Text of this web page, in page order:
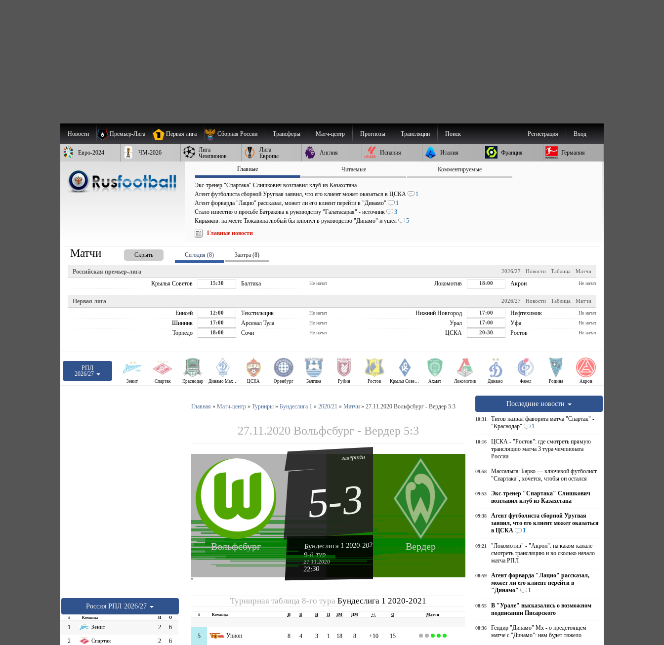
Новости Премьер-Лига Первая лига Сборная России Трансферы Матч-центр Прогнозы Трансляции Поиск Вход
Регистрация
Евро-2024 ЧМ-2026
Лига
Чемпионов
Лига
Европы
Англия Испания Италия Франция Германия
Главные Читаемые Комментируемые
Экс-тренер "Спартака" Слишкович возглавил клуб из Казахстана
Агент футболиста сборной Уругвая заявил, что его клиент может оказаться в ЦСКА
1
Агент форварда "Лацио" рассказал, может ли его клиент перейти в "Динамо"
1
Стало известно о просьбе Батракова к руководству "Галатасарая" - источник
3
Кирьяков: на месте Тюкавина любый бы плюнул в руководство "Динамо" и ушёл
5
Главные новости
Матчи Скрыть Сегодня (8) Завтра (8)
Российская премьер-лига Матчи
Таблица
Новости
2026/27
Крылья Советов 15:30 Балтика Не начат Локомотив 18:00 Акрон Не начат
Первая лига Матчи
Таблица
Новости
2026/27
Енисей 12:00 Текстильщик Не начат Нижний Новгород 17:00 Нефтехимик Не начат
Шинник 17:00 Арсенал Тула Не начат Урал 17:00 Уфа Не начат
Торпедо 18:00 Сочи Не начат ЦСКА 20:30 Ростов Не начат
РПЛ
2026/27
Зенит Спартак Краснодар Динамо Махачкала ЦСКА Оренбург Балтика Рубин Ростов Крылья Советов Ахмат Локомотив Динамо Факел Родина Акрон
Россия РПЛ 2026/27
# Команда И О
1 Зенит 2
6
2
Спартак 2
6
Главная » Матч-центр» Турниры» Бундеслига 1 » 2020/21 » Матчи» 27.11.2020 Вольфсбург - Вердер 5:3
27.11.2020 Вольфсбург - Вердер 5:3
Вольфсбург Вердер
завершён
5-3
Бундеслига 1 2020-2021
9-й тур
27.11.2020
22:30
''
Турнирная таблица 8-го тураБундеслига 1 2020-2021
# Команда И В Н П ЗМ ПМ +|- О Матчи
...
5
Унион 8 4 3 1 18 8 +10 15
Последние новости
10:31
Титов назвал фаворита матча "Спартак" -
"Краснодар"
1
10:16
ЦСКА - "Ростов": где смотреть прямую
трансляцию матча 3 тура чемпионата
России
09:58
Массалыга: Барко — ключевой футболист
"Спартака", хочется, чтобы он остался
09:53
Экс-тренер "Спартака" Слишкович
возглавил клуб из Казахстана
09:38
Агент футболиста сборной Уругвая
заявил, что его клиент может оказаться
в ЦСКА
1
09:21
"Локомотив" - "Акрон": на каком канале
смотреть трансляцию и во сколько начало
матча РПЛ
08:59
Агент форварда "Лацио" рассказал,
может ли его клиент перейти в
"Динамо"
1
08:55
В "Урале" высказались о возможном
подписании Писарского
08:36
Гендир "Динамо" Мх - о предстоящем
матче с "Динамо": нам будет тяжело